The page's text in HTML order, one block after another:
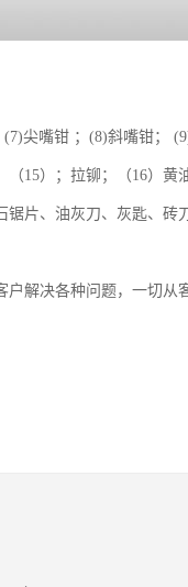
尖嘴钳 ；(8)斜嘴钳；
15）；拉铆；（16）黄
片、油灰刀、灰匙、砖
解决各种问题，一切从